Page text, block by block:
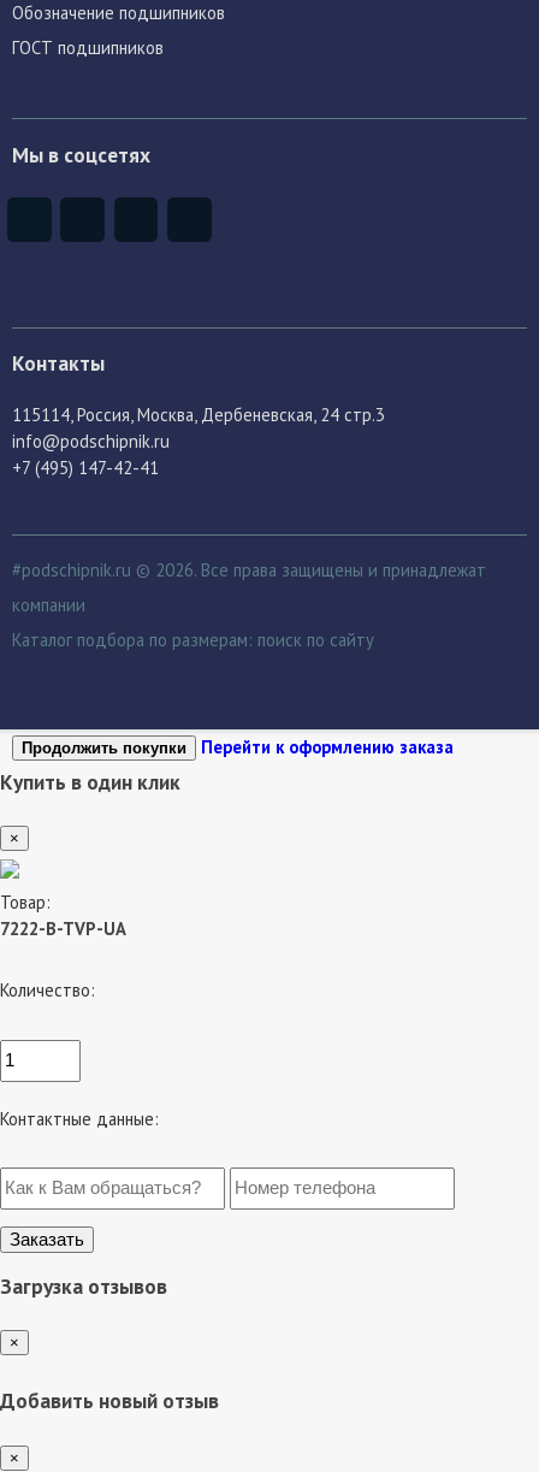
Обозначение подшипников
ГОСТ подшипников
Мы в соцсетях
Контакты
115114 , Россия, Москва, Дербеневская, 24 стр.3
info@podschipnik.ru
+7 (495) 147-42-41
#podschipnik.ru © 2026. Все права защищены и принадлежат
компании
Каталог подбора по размерам: поиск по сайту
Продолжить покупки Перейти к оформлению заказа
Купить в один клик
×
Товар:
7222-B-TVP-UA
Количество:
Контактные данные:
Загрузка отзывов
×
Добавить новый отзыв
×